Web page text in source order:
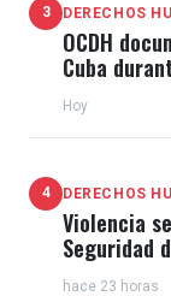
3 DERECHOS
OCDH
Cuba
Hoy
4 DERECHOS
Violencia
Seguridad
cubanas
hace 23 horas